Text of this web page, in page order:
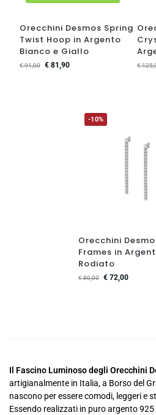
Orecchini Desmos Spring
Twist Hoop in Argento
Bianco e Giallo
€91,00 €81,90 €
-10%
Orecchini
Frames in
Rodiato
€80,00 €72,00
Il Fascino Luminoso degli Orecchini
artigianalmente in Italia, a Borso del
nascono per essere comodi, leggeri e
Essendo realizzati in puro argento